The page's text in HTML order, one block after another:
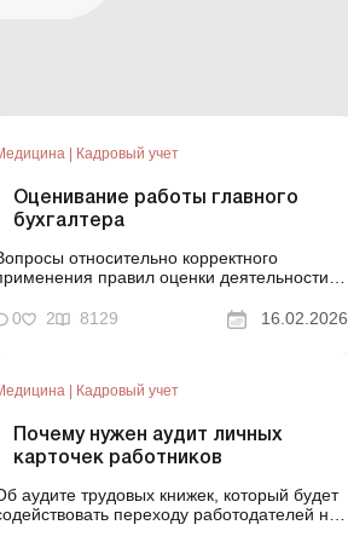
Кадровый учет
Оценивание работы главного
бухгалтера
относительно корректного
правил оценки деятельности
не теряют актуальности, ведь
это полномочное лицо наделено высокой
с соблюдением норм бюджетного
Рассм...
0 2 8129 16.02.2026
Кадровый учет
Почему нужен аудит личных
карточек работников
аудите трудовых книжек, который будет
переходу работодателей на